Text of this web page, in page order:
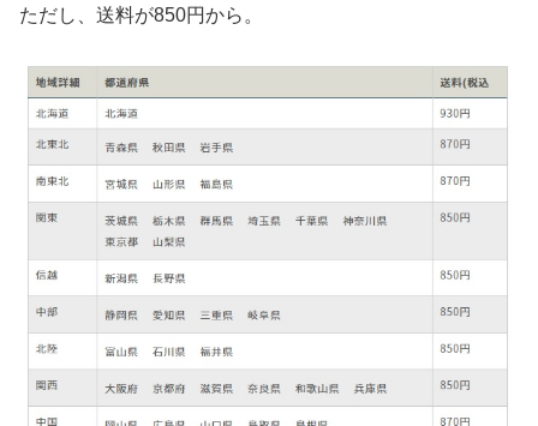
ただし、送料が850円から。